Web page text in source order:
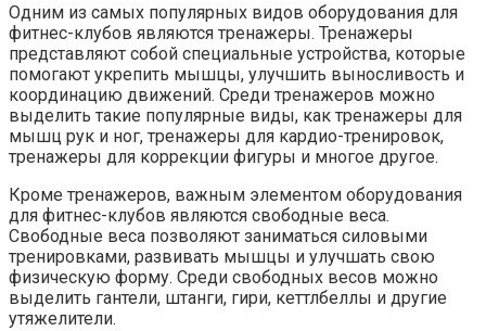
Одним из самых популярных видов оборудования для
фитнес-клубов являются тренажеры. Тренажеры
представляют собой специальные устройства, которые
помогают укрепить мышцы, улучшить выносливость и
координацию движений. Среди тренажеров можно
выделить такие популярные виды, как тренажеры для
мышц рук и ног, тренажеры для кардио-тренировок,
тренажеры для коррекции фигуры и многое другое.
Кроме тренажеров, важным элементом оборудования
для фитнес-клубов являются свободные веса.
Свободные веса позволяют заниматься силовыми
тренировками, развивать мышцы и улучшать свою
физическую форму. Среди свободных весов можно
выделить гантели, штанги, гири, кеттлбеллы и другие
утяжелители.